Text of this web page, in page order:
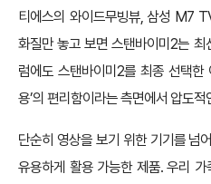
티에스의 와이드무빙뷰, 삼성 M7
화질만 놓고 보면 스탠바이미2는
럼에도 스탠바이미2를 최종 선택한
용’의 편리함이라는 측면에서 압도
단순히 영상을 보기 위한 기기를 넘
유용하게 활용 가능한 제품. 우리